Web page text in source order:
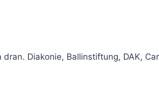
Diakonie, Ballinstiftung, DAK,